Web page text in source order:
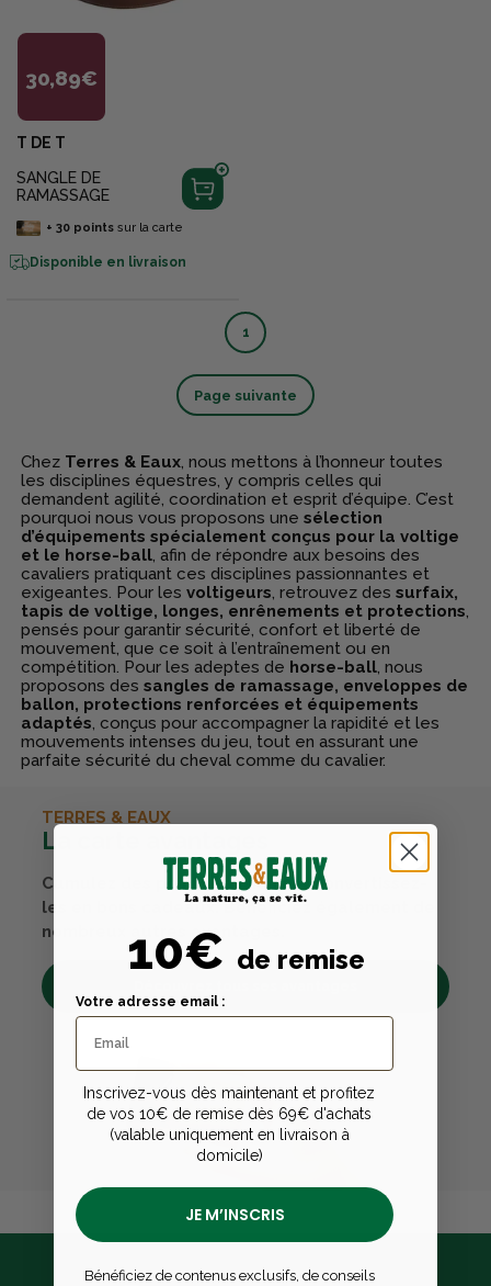
30,89€
T DE T
SANGLE DE
RAMASSAGE
+ 30pointssur la carte
Disponible en livraison
1
Page suivante
Chez Terres & Eaux, nous mettons à l’honneur toutes
les disciplines équestres, y compris celles qui
demandent agilité, coordination et esprit d’équipe. C’est
pourquoi nous vous proposons unesélection
d’équipements spécialement conçus pour la voltige
et le horse-ball, afin de répondre aux besoins des
cavaliers pratiquant ces disciplines passionnantes et
exigeantes. Pour lesvoltigeurs, retrouvez dessurfaix,
tapis de voltige, longes, enrênements et protections,
pensés pour garantir sécurité, confort et liberté de
mouvement, que ce soit à l’entraînement ou en
compétition. Pour les adeptes de horse-ball, nous
proposons dessangles de ramassage, enveloppes de
ballon, protections renforcées et équipements
adaptés, conçus pour accompagner la rapidité et les
mouvements intenses du jeu, tout en assurant une
parfaite sécurité du cheval comme du cavalier.
TERRES & EAUX
La carte avantages
Cumulez des points passions et convertissez-
les en bons cadeaux. Bénéficiez également de
nombreux autres avantages.
10€ de remise
Votre adresse email :
Inscrivez-vous dès maintenant et profitez
de vos 10€ de remise dès 69€ d'achats
(valable uniquement en livraison à
domicile)
JE M’INSCRIS
Bénéficiez de contenus exclusifs, de conseils